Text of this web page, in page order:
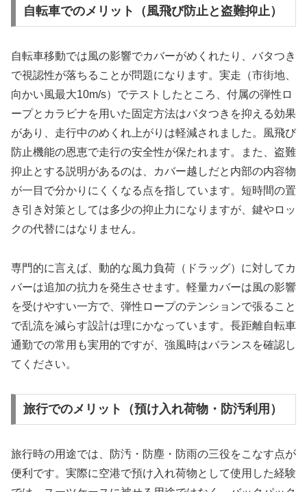
自転車でのメリット（風飛び防止と盗難抑止）
自転車移動では風の影響でカバーがめくれたり、バタつき
で視認性が落ちることが問題になります。実走（市街地、
向かい風最大10m/s）でテストしたところ、付属の弾性ロ
ープとカラビナを用いた固定方法はバタつきを抑える効果
があり、走行中のめくれ上がりは軽減されました。風飛び
防止機能の恩恵で走行の安全性が保たれます。また、盗難
抑止とする説明があるのは、カバー越しだと内部の内容物
が一目で分かりにくくなる点を指しています。短時間の置
き引き対策としては多少の抑止力になりますが、鍵やロッ
クの代替にはなりません。
専門的に言えば、動的な風力負荷（ドラッグ）に対してカ
バーは追加の抗力を発生させます。軽量カバーは風の影響
を受けやすい一方で、弾性ロープのテンションで張ること
で乱流を減らす設計は理にかなっています。長距離自転車
通勤での常用も実用的ですが、強風時はバランスを確認し
てください。
旅行でのメリット（預け入れ荷物・防汚利用）
旅行時の用途では、防汚・防塵・防雨の三役をこなす点が
便利です。実際に空港で預け入れ荷物として使用した経験